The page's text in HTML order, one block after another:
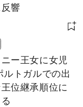
響
ー王女に女児
ルトガルでの出
位継承順位に